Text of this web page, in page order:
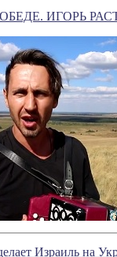
ИГОРЬ
Израиль на